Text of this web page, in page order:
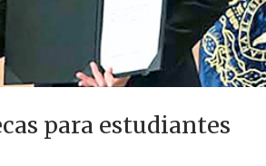
para estudiantes